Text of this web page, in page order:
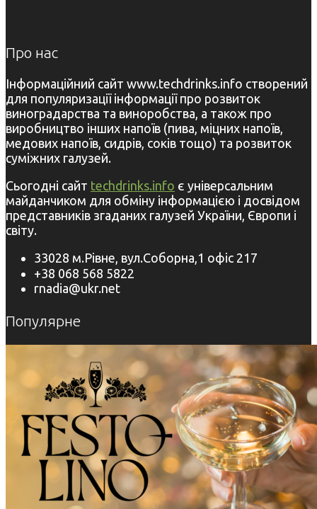
Про нас
Інформаційний сайт www.techdrinks.info створений
для популяризації інформації про розвиток
виноградарства та виноробства, а також про
виробництво інших напоїв (пива, міцних напоїв,
медових напоїв, сидрів, соків тощо) та розвиток
суміжних галузей.
Сьогодні сайт techdrinks.info є універсальним
майданчиком для обміну інформацією і досвідом
представників згаданих галузей України, Європи і
світу.
33028 м.Рівне, вул.Соборна,1 офіс 217
+38 068 568 5822
rnadia@ukr.net
Популярне